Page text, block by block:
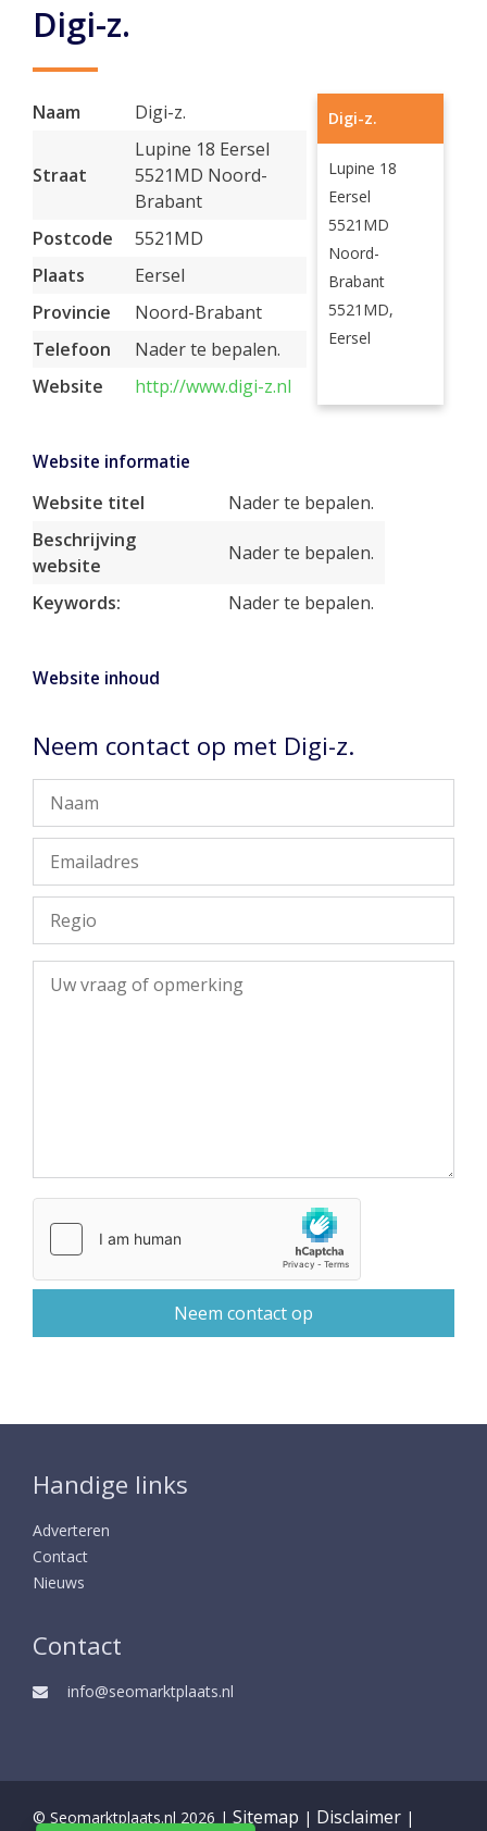
Digi-z.
Naam Digi-z.
Straat
Lupine 18 Eersel
5521MD Noord-
Brabant
Postcode
5521MD
Plaats
Eersel
Provincie
Noord-Brabant
Telefoon
Nader te bepalen.
Website
http://www.digi-z.nl
Digi-z.
Lupine 18
Eersel
5521MD
Noord-
Brabant
5521MD,
Eersel
Website informatie
Website titel
Nader te bepalen.
Beschrijving
website
Nader te bepalen.
Keywords: Nader te bepalen.
Website inhoud
Neem contact op met Digi-z.
Handige links
Adverteren
Contact
Nieuws
Contact
info@seomarktplaats.nl
© Seomarktplaats.nl 2026 | Sitemap | Disclaimer |